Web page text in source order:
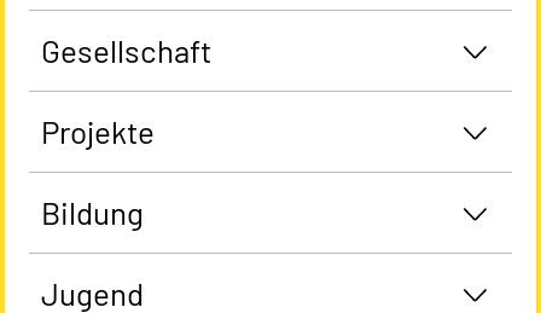
Gesellschaft
Projekte
Bildung
Jugend